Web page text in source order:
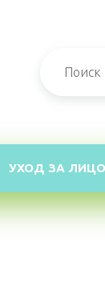
УХОД ЗА